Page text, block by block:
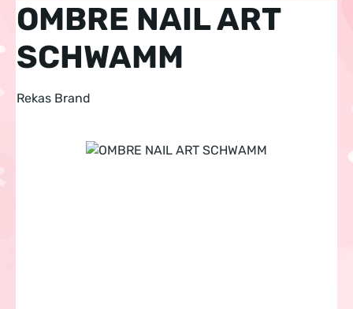
OMBRE NAIL ART
SCHWAMM
Rekas Brand
Bildergalerie überspringen